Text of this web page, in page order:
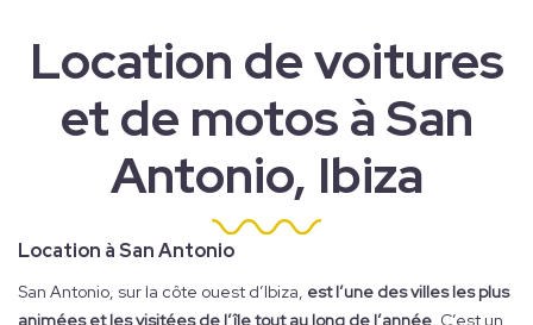
Location de voitures
et de motos à San
Antonio, Ibiza
Location à San Antonio
San Antonio, sur la côte ouest d’Ibiza, est l’une des villes les plus
animées et les visitées de l’île tout au long de l’année. C’est un